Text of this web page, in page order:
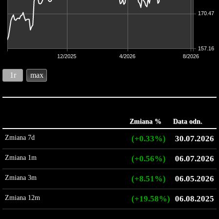
12/2025 4/2026 8/2026
157.16
170.47
1r max
Zmiana % Data odn.
Zmiana 7d (+0.33%) 30.07.2026
Zmiana 1m (+0.56%) 06.07.2026
Zmiana 3m (+8.51%) 06.05.2026
Zmiana 12m (+19.58%) 06.08.2025